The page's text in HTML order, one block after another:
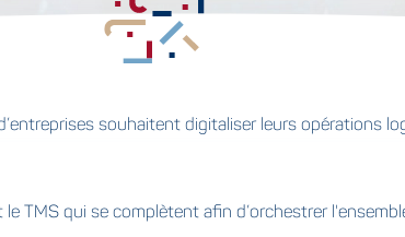
souhaitent digitaliser leurs opérations
TMS qui se complètent afin d’orchestrer